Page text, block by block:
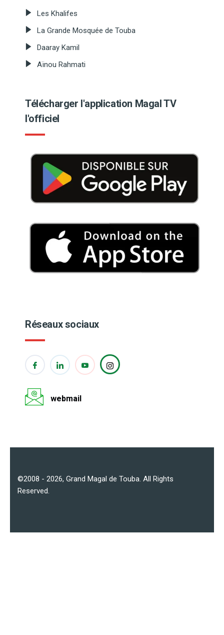
Les Khalifes
La Grande Mosquée de Touba
Daaray Kamil
Aïnou Rahmati
Télécharger l'application Magal TV
l'officiel
Réseaux sociaux
webmail
©2008 - 2026, Grand Magal de Touba . All Rights
Reserved.